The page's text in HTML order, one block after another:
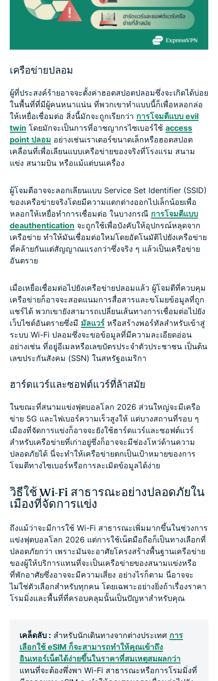
เครือข่ายปลอม
ผู้ที่ประสงค์ร้ายอาจจะตั้งค่าฮอตสปอตปลอมซึ่งจะเกิดได้บ่อย
ในพื้นที่ที่มีผู้คนหนาแน่น ที่พวกเขาทำแบบนี้ก็เพื่อหลอกล่อ
ให้เหยื่อเชื่อมต่อ สิ่งนี้มักจะถูกเรียกว่า การโจมตีแบบ evil
twin โดยมักจะเป็นการที่อาชญากรไซเบอร์ใช้ access
point ปลอม อย่างเช่นเราเตอร์ขนาดเล็กหรือฮอตสปอต
เคลื่อนที่เพื่อเลียนแบบเครือข่ายของจริงที่โรงแรม สนาม
แข่ง สนามบิน หรือแม้แต่บนเครื่อง
ผู้โจมตีอาจจะลอกเลียนแบบ Service Set Identifier (SSID)
ของเครือข่ายจริงโดยมีความแตกต่างออกไปเล็กน้อยเพื่อ
หลอกให้เหยื่อทำการเชื่อมต่อ ในบางกรณี การโจมตีแบบ
deauthentication จะถูกใช้เพื่อบังคับให้อุปกรณ์หลุดจาก
เครือข่าย ทำให้มันเชื่อมต่อใหม่โดยอัตโนมัติไปยังเครือข่าย
ที่คล้ายกันแต่สัญญาณแรงกว่าซึ่งจริง ๆ แล้วเป็นเครือข่าย
อันตราย
เมื่อเหยื่อเชื่อมต่อไปยังเครือข่ายปลอมแล้ว ผู้โจมตีที่ควบคุม
เครือข่ายก็อาจจะสอดแนมการสื่อสารและขโมยข้อมูลที่ถูก
แชร์ได้ พวกเขายังสามารถเปลี่ยนเส้นทางการเชื่อมต่อไปยัง
เว็บไซต์อันตรายซึ่งมี มัลแวร์ หรือสร้างพอร์ทัลสำหรับเข้าสู่
ระบบ Wi-Fi ปลอมซึ่งจะขอข้อมูลที่มีความละเอียดอ่อน
อย่างเช่น ที่อยู่อีเมลหรือเลขบัตรประจำตัวประชาชน เป็นต้น
เลขประกันสังคม (SSN) ในสหรัฐอเมริกา
ฮาร์ดแวร์และซอฟต์แวร์ที่ล้าสมัย
ในขณะที่สนามแข่งฟุตบอลโลก 2026 ส่วนใหญ่จะมีเครือ
ข่าย 5G และไฟเบอร์ความเร็วสูงให้ แต่บางสถานที่รอบ ๆ
เมืองที่จัดการแข่งก็อาจจะยังใช้ฮาร์ดแวร์และซอฟต์แวร์
สำหรับเครือข่ายที่เก่าอยู่ซึ่งก็อาจจะมีช่องโหว่ด้านความ
ปลอดภัยได้ นี่จะทำให้เครือข่ายตกเป็นเป้าหมายของการ
โจมตีทางไซเบอร์หรือการละเมิดข้อมูลได้ง่าย
วิธีใช้ Wi-Fi สาธารณะอย่างปลอดภัยใน
เมืองที่จัดการแข่ง
ถึงแม้ว่าจะมีการใช้ Wi-Fi สาธารณะเพิ่มมากขึ้นในช่วงการ
แข่งฟุตบอลโลก 2026 แต่การใช้เน็ตมือถือก็เป็นทางเลือกที่
ปลอดภัยกว่า เพราะมันจะอาศัยโครงสร้างพื้นฐานเครือข่าย
ของผู้ให้บริการแทนที่จะเป็นเครือข่ายของสนามแข่งหรือ
ที่พักอาศัยซึ่งอาจจะมีความเสี่ยง อย่างไรก็ตาม นี่อาจจะ
ไม่ใช่ตัวเลือกสำหรับทุกคน โดยเฉพาะอย่างยิ่งถ้าเรื่องราคา
โรมมิ่งและพื้นที่ที่ครอบคลุมนั้นเป็นปัญหาสำหรับคุณ
เคล็ดลับ : สำหรับนักเดินทางจากต่างประเทศ การ
เลือกใช้ eSIM ก็จะสามารถทำให้คุณเข้าถึง
อินเทอร์เน็ตได้ง่ายขึ้นในราคาที่สมเหตุสมผลกว่า
แทนที่จะต้องพึ่งพา Wi-Fi สาธารณะหรือการโรมมิ่งที่